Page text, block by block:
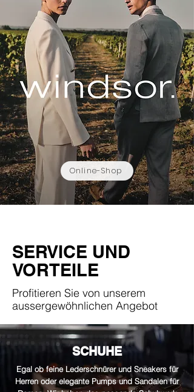
Online-Shop
SERVICE UND
VORTEILE
Profitieren Sie von unserem
aussergewöhnlichen Angebot
SCHUHE
Egal ob feine Lederschnürer und Sneakers für
Herren oder elegante Pumps und Sandalen für